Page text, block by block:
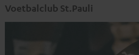
Voetbalclub St.Pauli